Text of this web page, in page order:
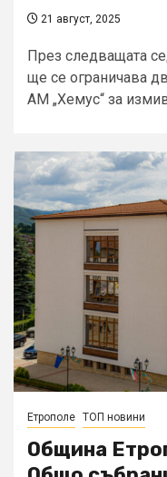
21 август, 2025
През следващата
ще се ограничава
АМ „Хемус“ за
Етрополе ТОП новини
Община